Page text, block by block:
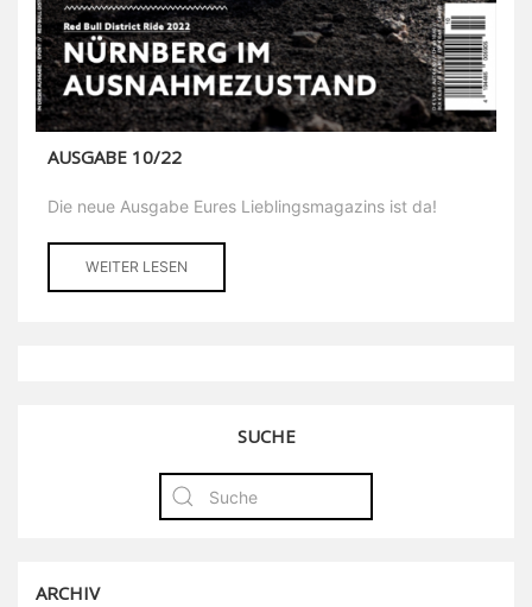
AUSGABE 10/22
Die neue Ausgabe Eures Lieblingsmagazins ist da!
WEITER LESEN
SUCHE
ARCHIV